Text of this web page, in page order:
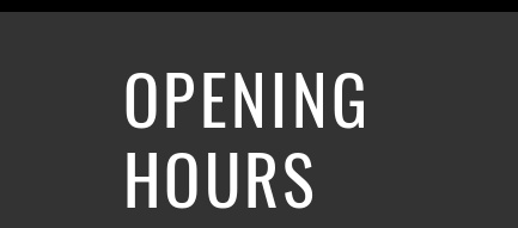
OPENING
HOURS